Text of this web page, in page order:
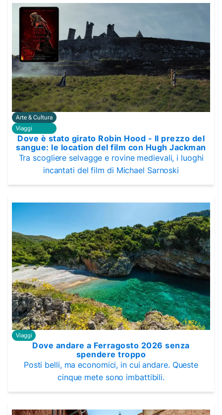
Arte & Cultura
Viaggi
Dove è stato girato Robin Hood - Il prezzo del
sangue: le location del film con Hugh Jackman
Tra scogliere selvagge e rovine medievali, i luoghi
incantati del film di Michael Sarnoski
Viaggi
Dove andare a Ferragosto 2026 senza
spendere troppo
Posti belli, ma economici, in cui andare. Queste
cinque mete sono imbattibili.